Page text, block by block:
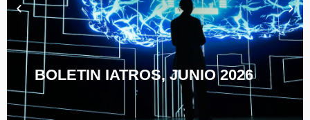
BOLETIN IATROS, JUNIO 2026